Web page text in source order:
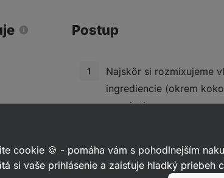
Postup
Najskôr si rozmixujeme
ingrediencie (okrem
rozmixujeme.
dve polievkové lyžice
približne 3 minúty.
cookie 🍪 - pomáha vám s pohodlnejším
si vaše prihlásenie a zaisťuje hladký priebeh